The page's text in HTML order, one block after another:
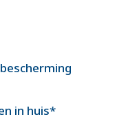
in huis*